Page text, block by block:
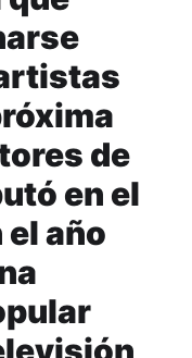
de
en el
año